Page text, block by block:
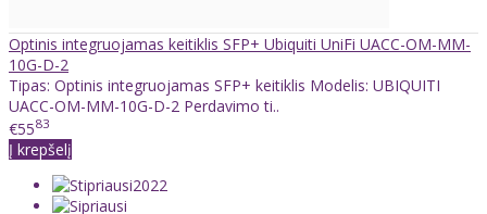
Optinis integruojamas keitiklis SFP+ Ubiquiti UniFi UACC-OM-MM-
10G-D-2
Tipas: Optinis integruojamas SFP+ keitiklis Modelis: UBIQUITI
UACC-OM-MM-10G-D-2 Perdavimo ti..
€5583
Į krepšelį